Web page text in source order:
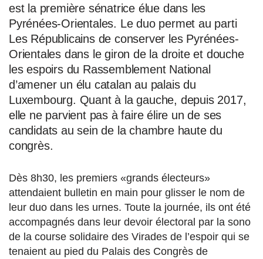
est la première sénatrice élue dans les
Pyrénées-Orientales. Le duo permet au parti
Les Républicains de conserver les Pyrénées-
Orientales dans le giron de la droite et douche
les espoirs du Rassemblement National
d’amener un élu catalan au palais du
Luxembourg. Quant à la gauche, depuis 2017,
elle ne parvient pas à faire élire un de ses
candidats au sein de la chambre haute du
congrès.
Dès 8h30, les premiers «grands électeurs»
attendaient bulletin en main pour glisser le nom de
leur duo dans les urnes. Toute la journée, ils ont été
accompagnés dans leur devoir électoral par la sono
de la course solidaire des Virades de l’espoir qui se
tenaient au pied du Palais des Congrès de